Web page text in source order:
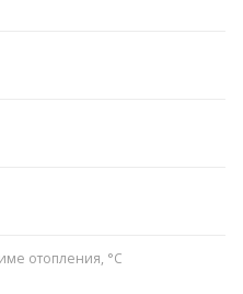
отопления, °C